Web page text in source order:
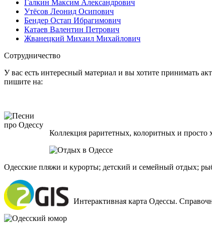
Галкин Максим Александрович
Утёсов Леонид Осипович
Бендер Остап Ибрагимович
Катаев Валентин Петрович
Жванецкий Михаил Михайлович
Сотрудничество
У вас есть интересный материал и вы хотите принимать
пишите на:
Коллекция раритетных, колоритных и просто
Одесские пляжи и курорты; детский и семейный отдых;
Интерактивная карта Одессы.